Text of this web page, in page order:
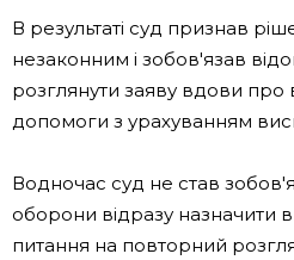
В результаті суд признав
незаконним і зобов'язав
розглянути заяву вдови про
допомоги з урахуванням
Водночас суд не став
оборони відразу назначити
питання на повторний